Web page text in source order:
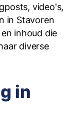
video's,
in Stavoren
inhoud die
diverse
in